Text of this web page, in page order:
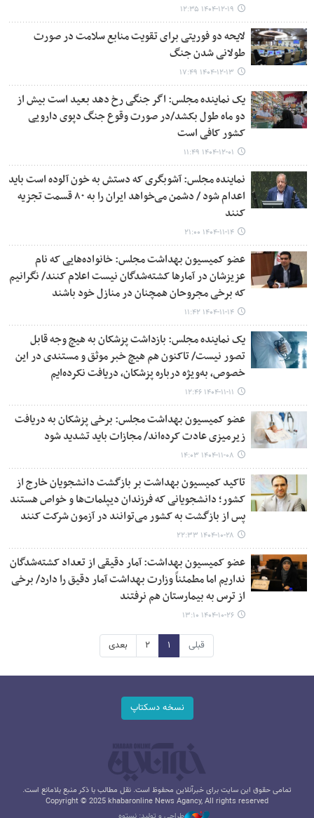
۱۴۰۴-۱۲-۱۹ ۱۲:۳۵
لایحه دو فوریتی برای تقویت منابع سلامت در صورت
طولانی شدن جنگ
۱۴۰۴-۱۲-۱۳ ۱۷:۴۹
یک نماینده مجلس: اگر جنگی رخ دهد بعید است بیش از
دو ماه طول بکشد/در صورت وقوع جنگ دپوی دارویی
کشور کافی است
۱۴۰۴-۱۲-۰۱ ۱۱:۴۹
نماینده مجلس: آشوبگری که دستش به خون آلوده است باید
اعدام شود / دشمن می‌خواهد ایران را به ۸۰ قسمت تجزیه
کنند
۱۴۰۴-۱۱-۱۴ ۲۱:۰۰
عضو کمیسیون بهداشت مجلس: خانواده‌هایی که نام
عزیزشان در آمارها کشته‌شدگان نیست اعلام کنند/ نگرانیم
که برخی مجروحان همچنان در منازل خود باشند
۱۴۰۴-۱۱-۱۴ ۱۱:۴۲
یک نماینده مجلس: بازداشت پزشکان به هیچ وجه قابل
تصور نیست/ تاکنون هم هیچ خبر موثق و مستندی در این
خصوص، به‌ویژه درباره پزشکان، دریافت نکرده‌ایم
۱۴۰۴-۱۱-۱۱ ۱۲:۴۶
عضو کمیسیون بهداشت مجلس: برخی پزشکان به دریافت
زیرمیزی عادت کرده‌اند/ مجازات باید تشدید شود
۱۴۰۴-۱۱-۰۸ ۱۴:۰۳
تاکید کمیسیون بهداشت بر بازگشت دانشجویان خارج از
کشور؛ دانشجویانی که فرزندان دیپلمات‌ها و خواص هستند
پس از بازگشت به کشور می‌توانند در آزمون شرکت کنند
۱۴۰۴-۱۰-۲۸ ۲۲:۳۳
عضو کمیسیون بهداشت: آمار دقیقی از تعداد کشته‌شدگان
نداریم اما مطمئناً وزارت بهداشت آمار دقیق را دارد/ برخی
از ترس به بیمارستان هم نرفتند
۱۴۰۴-۱۰-۲۶ ۱۳:۱۰
قبلی ۱ ۲ بعدی
نسخه دسکتاپ
تمامی حقوق این سایت برای خبرآنلاین محفوظ است. نقل مطالب با ذکر منبع بلامانع است.
Copyright © 2025 khabaronline News Agancy, All rights reserved